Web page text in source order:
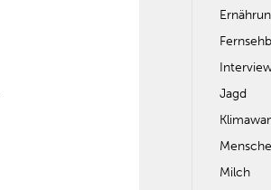
Jagd
Milch